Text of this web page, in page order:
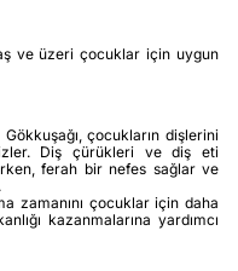
ve üzeri çocuklar için uygun
çocukların dişlerini
Diş çürükleri ve diş eti
ferah bir nefes sağlar ve
zamanını çocuklar için daha
kazanmalarına yardımcı